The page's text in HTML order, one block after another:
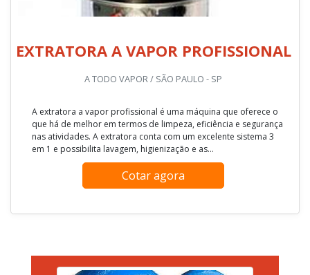
EXTRATORA A VAPOR PROFISSIONAL
A TODO VAPOR / SÃO PAULO - SP
A extratora a vapor profissional é uma máquina que oferece o
que há de melhor em termos de limpeza, eficiência e segurança
nas atividades. A extratora conta com um excelente sistema 3
em 1 e possibilita lavagem, higienização e as...
Cotar agora